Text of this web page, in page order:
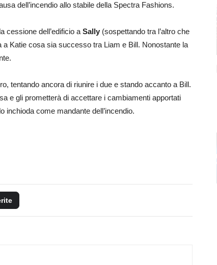
dell’incendio allo stabile della Spectra Fashions.
cessione dell’edificio a Sally (sospettando tra l’altro che
Katie cosa sia successo tra Liam e Bill. Nonostante la
tentando ancora di riunire i due e stando accanto a Bill.
e gli prometterà di accettare i cambiamenti apportati
inchioda come mandante dell’incendio.